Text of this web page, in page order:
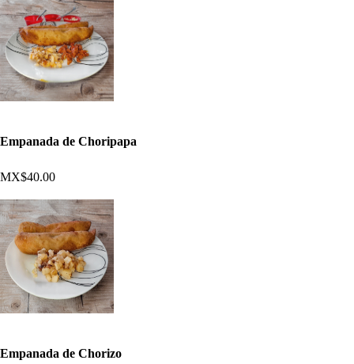
Empanada de Choripapa
MX$40.00
Empanada de Chorizo